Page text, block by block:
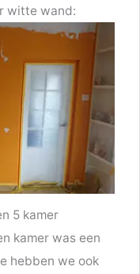
witte wand:
5 kamer
kamer was een
hebben we ook